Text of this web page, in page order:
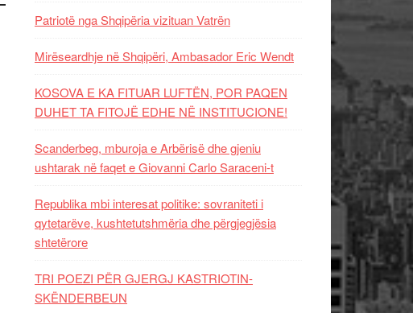
Patriotë nga Shqipëria vizituan Vatrën
Mirëseardhje në Shqipëri, Ambasador Eric Wendt
KOSOVA E KA FITUAR LUFTËN, POR PAQEN
DUHET TA FITOJË EDHE NË INSTITUCIONE!
Scanderbeg, mburoja e Arbërisë dhe gjeniu
ushtarak në faqet e Giovanni Carlo Saraceni-t
Republika mbi interesat politike: sovraniteti i
qytetarëve, kushtetutshmëria dhe përgjegjësia
shtetërore
TRI POEZI PËR GJERGJ KASTRIOTIN-
SKËNDERBEUN